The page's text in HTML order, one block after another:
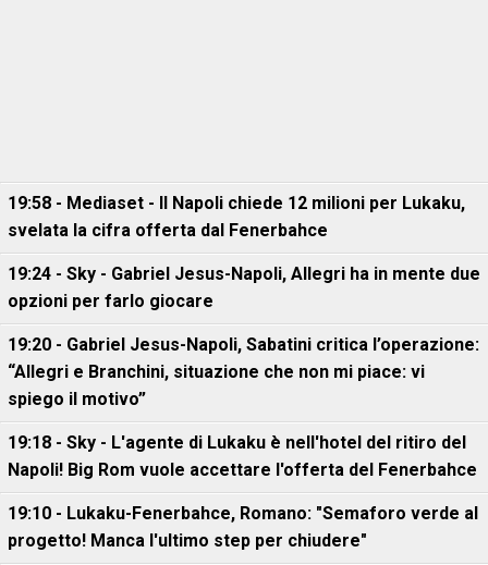
19:58 - Mediaset - Il Napoli chiede 12 milioni per Lukaku,
svelata la cifra offerta dal Fenerbahce
19:24 - Sky - Gabriel Jesus-Napoli, Allegri ha in mente due
opzioni per farlo giocare
19:20 - Gabriel Jesus-Napoli, Sabatini critica l’operazione:
“Allegri e Branchini, situazione che non mi piace: vi
spiego il motivo”
19:18 - Sky - L'agente di Lukaku è nell'hotel del ritiro del
Napoli! Big Rom vuole accettare l'offerta del Fenerbahce
19:10 - Lukaku-Fenerbahce, Romano: "Semaforo verde al
progetto! Manca l'ultimo step per chiudere"